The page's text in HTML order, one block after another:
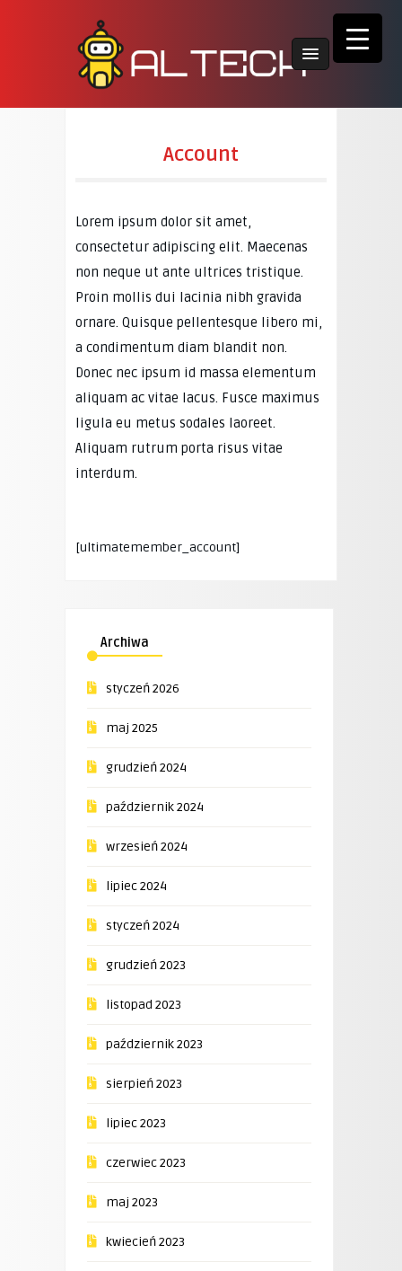
Account
Lorem ipsum dolor sit amet,
consectetur adipiscing elit. Maecenas
non neque ut ante ultrices tristique.
Proin mollis dui lacinia nibh gravida
ornare. Quisque pellentesque libero mi,
a condimentum diam blandit non.
Donec nec ipsum id massa elementum
aliquam ac vitae lacus. Fusce maximus
ligula eu metus sodales laoreet.
Aliquam rutrum porta risus vitae
interdum.
[ultimatemember_account]
Archiwa
styczeń 2026
maj 2025
grudzień 2024
październik 2024
wrzesień 2024
lipiec 2024
styczeń 2024
grudzień 2023
listopad 2023
październik 2023
sierpień 2023
lipiec 2023
czerwiec 2023
maj 2023
kwiecień 2023